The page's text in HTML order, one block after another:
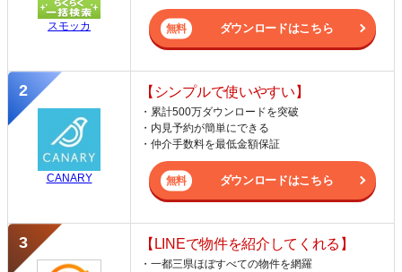
スモッカ ダウンロードはこちら
CANARY
【シンプルで使いやすい】
・累計500万ダウンロードを突破
・内見予約が簡単にできる
・仲介手数料を最低金額保証
ダウンロードはこちら
【LINEで物件を紹介してくれる】
・一都三県ほぼすべての物件を網羅